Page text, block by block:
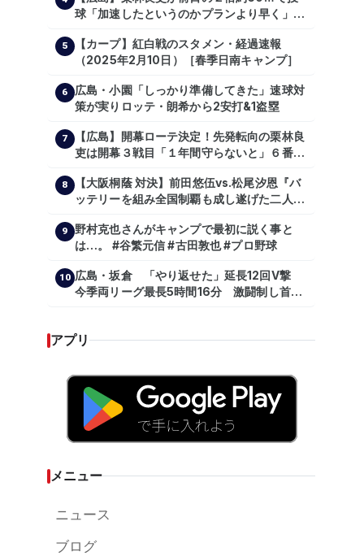
球「加速したというのかプランより早く」自
5
【カープ】紅白戦のスタメン・経過速報
（2025年2月10日）［春季日南キャンプ］
6
広島・小園「しっかり準備してきた」速球対
策が実りロッテ・朗希から2安打&1盗塁
7
【広島】開幕ローテ決定！先発転向の栗林良
吏は開幕３戦目「１年間守らないと」６番手
8
【大阪桐蔭 対決】前田悠伍vs.松尾汐恩『バ
ッテリーを組み全国制覇も成し遂げた二人
9
野村克也さんがキャンプで最初に説く事と
は…。 #谷繁元信 #古田敦也 #プロ野球
10 広島・坂倉 「やり返せた」延長12回V撃
今季両リーグ最長5時間16分 激闘制し首位
アプリ
メニュー
ニュース
ブログ